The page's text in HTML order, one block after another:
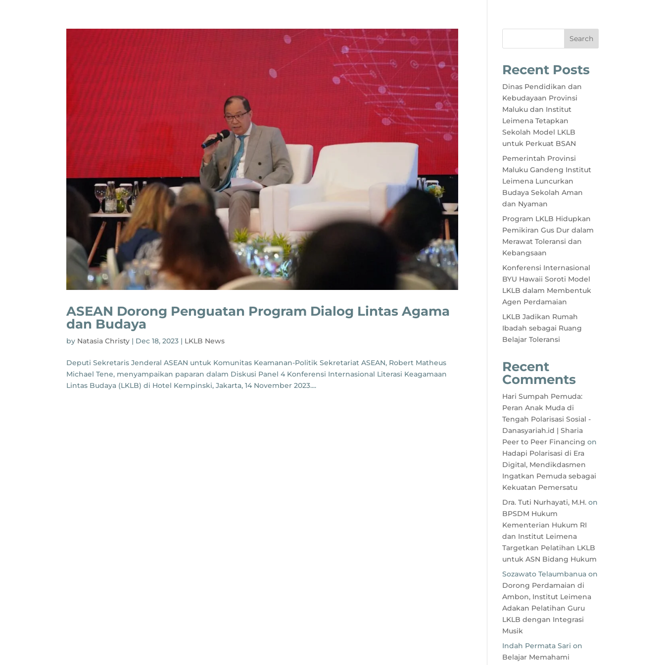
ASEAN Dorong Penguatan Program Dialog Lintas Agama
dan Budaya
by Natasia Christy | Dec 18, 2023 | LKLB News
Deputi Sekretaris Jenderal ASEAN untuk Komunitas Keamanan-Politik Sekretariat ASEAN, Robert Matheus
Michael Tene, menyampaikan paparan dalam Diskusi Panel 4 Konferensi Internasional Literasi Keagamaan
Lintas Budaya (LKLB) di Hotel Kempinski, Jakarta, 14 November 2023....
Search
Recent Posts
Dinas Pendidikan dan
Kebudayaan Provinsi
Maluku dan Institut
Leimena Tetapkan
Sekolah Model LKLB
untuk Perkuat BSAN
Pemerintah Provinsi
Maluku Gandeng Institut
Leimena Luncurkan
Budaya Sekolah Aman
dan Nyaman
Program LKLB Hidupkan
Pemikiran Gus Dur dalam
Merawat Toleransi dan
Kebangsaan
Konferensi Internasional
BYU Hawaii Soroti Model
LKLB dalam Membentuk
Agen Perdamaian
LKLB Jadikan Rumah
Ibadah sebagai Ruang
Belajar Toleransi
Recent
Comments
Hari Sumpah Pemuda:
Peran Anak Muda di
Tengah Polarisasi Sosial -
Danasyariah.id | Sharia
Peer to Peer Financing on
Hadapi Polarisasi di Era
Digital, Mendikdasmen
Ingatkan Pemuda sebagai
Kekuatan Pemersatu
Dra. Tuti Nurhayati, M.H. on
BPSDM Hukum
Kementerian Hukum RI
dan Institut Leimena
Targetkan Pelatihan LKLB
untuk ASN Bidang Hukum
Sozawato Telaumbanua on
Dorong Perdamaian di
Ambon, Institut Leimena
Adakan Pelatihan Guru
LKLB dengan Integrasi
Musik
Indah Permata Sari on
Belajar Memahami